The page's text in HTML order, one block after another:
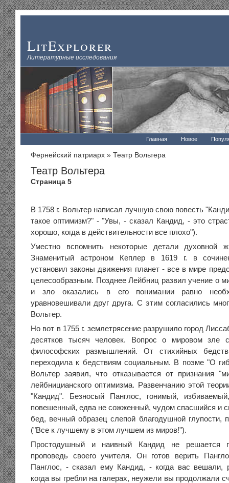
LitExplorer
Литературные исследования
Главная Новое
Фернейский патриарх » Театр Вольтера
Театр Вольтера
Страница 5
В 1758 г. Вольтер написал лучшую свою повесть
такое оптимизм?" - "Увы, - сказал Кандид, - это
хорошо, когда в действительности все плохо").
Уместно вспомнить некоторые детали духовной
Знаменитый астроном Кеплер в 1619 г. в
установил законы движения планет - все в мире
целесообразным. Позднее Лейбниц развил учение о
и зло оказались в его понимании равно
уравновешивали друг друга. С этим согласились
Вольтер.
Но вот в 1755 г. землетрясение разрушило город
десятков тысяч человек. Вопрос о мировом зле
философских размышлений. От стихийных
переходила к бедствиям социальным. В поэме "О
Вольтер заявил, что отказывается от признания
лейбницианского оптимизма. Развенчанию этой
"Кандид". Безносый Панглос, гонимый,
повешенный, едва не сожженный, чудом спасшийся и
бед, вечный образец слепой благодушной глупости,
("Все к лучшему в этом лучшем из миров!").
Простодушный и наивный Кандид не решается
проповедь своего учителя. Он готов верить
Панглос, - сказал ему Кандид, - когда вас вешали,
когда вы гребли на галерах, неужели вы продолжали